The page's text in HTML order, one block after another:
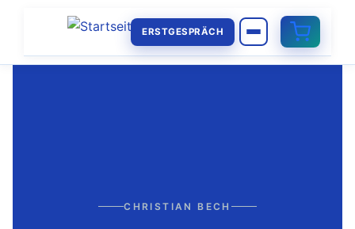
ERSTGESPRÄCH
CHRISTIAN BECH